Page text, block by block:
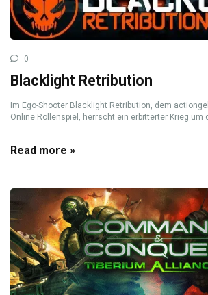
0
Blacklight Retribution
Im Ego-Shooter Blacklight Retribution, dem
Online Rollenspiel, herrscht ein erbitterter Krieg um
Read more »